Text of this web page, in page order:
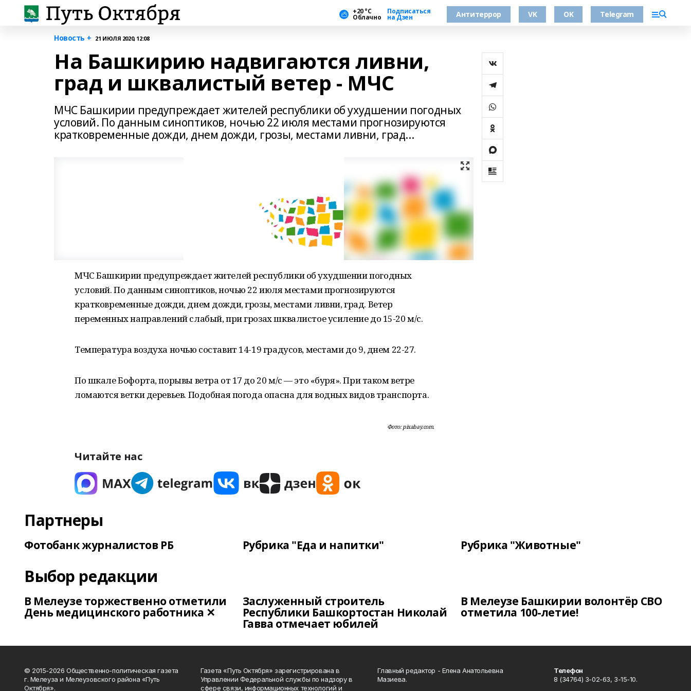
+20 °С
Облачно
Подписаться
на Дзен Антитеррор VK OK Telegram
Новость + 21 ИЮЛЯ 2020, 12:08
На Башкирию надвигаются ливни,
град и шквалистый ветер - МЧС
МЧС Башкирии предупреждает жителей республики об ухудшении погодных
условий. По данным синоптиков, ночью 22 июля местами прогнозируются
кратковременные дожди, днем дожди, грозы, местами ливни, град...
МЧС Башкирии предупреждает жителей республики об ухудшении погодных
условий. По данным синоптиков, ночью 22 июля местами прогнозируются
кратковременные дожди, днем дожди, грозы, местами ливни, град. Ветер
переменных направлений слабый, при грозах шквалистое усиление до 15-20 м/с.
Температура воздуха ночью составит 14-19 градусов, местами до 9, днем 22-27.
По шкале Бофорта, порывы ветра от 17 до 20 м/с — это «буря». При таком ветре
ломаются ветки деревьев. Подобная погода опасна для водных видов транспорта.
Фото: pixabay.com.
Читайте нас
Партнеры
Фотобанк журналистов РБ Рубрика "Еда и напитки" Рубрика "Животные"
Выбор редакции
В Мелеузе торжественно отметили
День медицинского работника ✕
Заслуженный строитель
Республики Башкортостан Николай
Гавва отмечает юбилей
В Мелеузе Башкирии волонтёр СВО
отметила 100-летие!
© 2015-2026 Общественно-политическая газета
г. Мелеуза и Мелеузовского района «Путь
Октября».
Газета «Путь Октября» зарегистрирована в
Управлении Федеральной службы по надзору в
сфере связи, информационных технологий и
Главный редактор - Елена Анатольевна
Мазиева.
Телефон
8 (34764) 3-02-63, 3-15-10.